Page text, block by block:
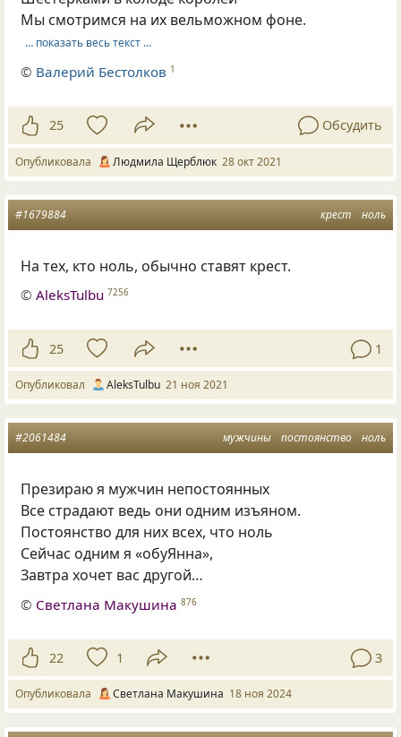
Мы смотримся на их вельможном фоне.
… показать весь текст …
© Валерий Бестолков 1
25 Обсудить
Опубликовала Людмила Щерблюк 28 окт 2021
крест ноль
#1679884
На тех, кто ноль, обычно ставят крест.
©AleksTulbu 7256
25 1
Опубликовал AleksTulbu 21 ноя 2021
мужчины постоянство ноль
#2061484
Презираю я мужчин непостоянных
Все страдают ведь они одним изъяном.
Постоянство для них всех, что ноль
Сейчас одним я «обуЯнна»,
Завтра хочет вас другой…
© Светлана Макушина 876
22 1 3
Опубликовала Светлана Макушина 18 ноя 2024